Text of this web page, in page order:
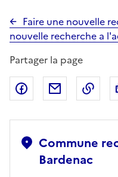
Faire une nouvelle
nouvelle recherche a
Partager la page
Partager surPartager
Commune
Bardenac